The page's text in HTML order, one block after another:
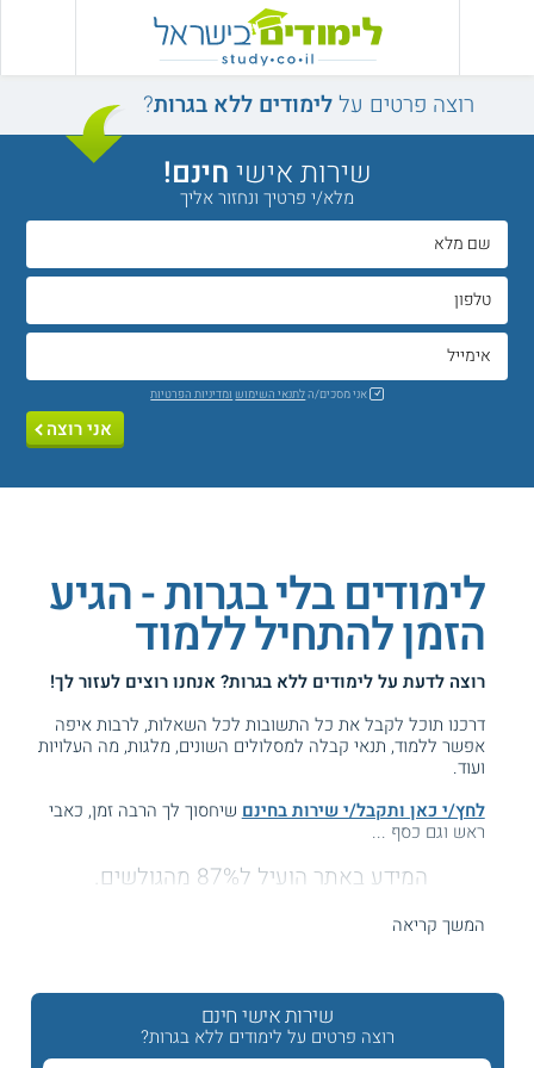
רוצה פרטים עללימודים ללא בגרות?
שירות אישיחינם!
מלא/י פרטיך ונחזור אליך
אני מסכים/הלתנאי השימוש ומדיניות הפרטיות
אני רוצה
לימודים בלי בגרות - הגיע
הזמן להתחיל ללמוד
רוצה לדעת עללימודים ללא בגרות? אנחנו רוצים לעזור לך!
דרכנו תוכל לקבל את כל התשובות לכל השאלות, לרבות איפה
אפשר ללמוד, תנאי קבלה למסלולים השונים, מלגות, מה העלויות
ועוד.
לחץ/י כאן ותקבל/י שירות בחינם שיחסוך לך הרבה זמן, כאבי
ראש וגם כסף ...
המידע באתר הועיל ל87% מהגולשים.
קורסים ללא בגרות - מחפשים ללמוד מקצוע בלי בגרות?
תעודת בגרות היא אחד התנאים הנדרשים לקבלה למגוון של
המשך קריאה
שירות אישי חינם
רוצה פרטים על לימודים ללא בגרות?